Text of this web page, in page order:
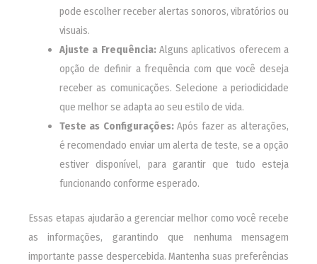
pode escolher receber alertas sonoros, vibratórios ou
visuais.
Ajuste a Frequência:Alguns aplicativos oferecem a
opção de definir a frequência com que você deseja
receber as comunicações. Selecione a periodicidade
que melhor se adapta ao seu estilo de vida.
Teste as Configurações:Após fazer as alterações,
é recomendado enviar um alerta de teste, se a opção
estiver disponível, para garantir que tudo esteja
funcionando conforme esperado.
Essas etapas ajudarão a gerenciar melhor como você recebe
as informações, garantindo que nenhuma mensagem
importante passe despercebida. Mantenha suas preferências